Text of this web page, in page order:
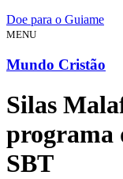
Doe para o Guiame
MENU
Mundo Cristão
Silas
programa
SBT